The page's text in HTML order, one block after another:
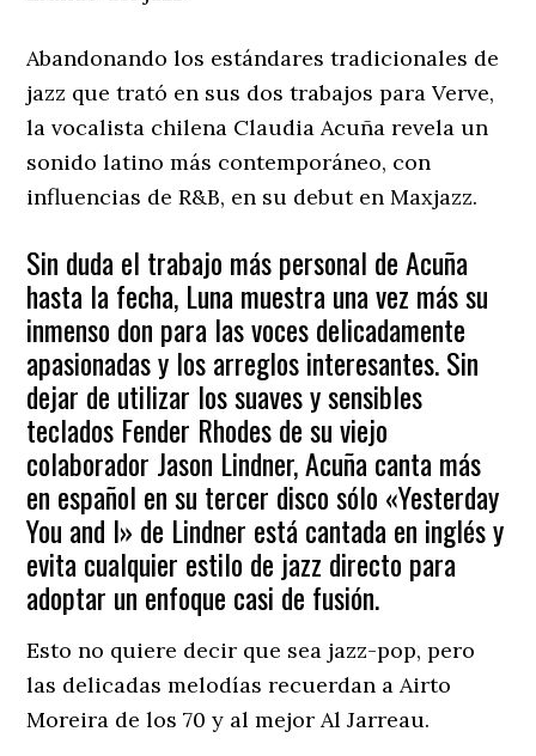
Abandonando los estándares tradicionales de
jazz que trató en sus dos trabajos para Verve,
la vocalista chilena Claudia Acuña revela un
sonido latino más contemporáneo, con
influencias de R&B, en su debut en Maxjazz.
Sin duda el trabajo más personal de Acuña
hasta la fecha, Luna muestra una vez más su
inmenso don para las voces delicadamente
apasionadas y los arreglos interesantes. Sin
dejar de utilizar los suaves y sensibles
teclados Fender Rhodes de su viejo
colaborador Jason Lindner, Acuña canta más
en español en su tercer disco sólo «Yesterday
You and I» de Lindner está cantada en inglés y
evita cualquier estilo de jazz directo para
adoptar un enfoque casi de fusión.
Esto no quiere decir que sea jazz-pop, pero
las delicadas melodías recuerdan a Airto
Moreira de los 70 y al mejor Al Jarreau.